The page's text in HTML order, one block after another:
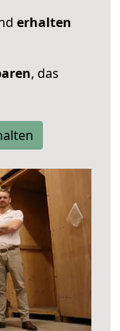
erhalten
, das